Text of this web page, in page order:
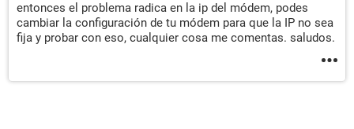
entonces el problema radica en la ip del módem, podes
cambiar la configuración de tu módem para que la IP no sea
fija y probar con eso, cualquier cosa me comentas. saludos.